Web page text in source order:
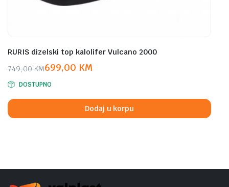
RURIS dizelski top kalolifer Vulcano 2000
749,00KM
Original
price
was:
749,00 KM.
699,00 KM
Current
price
is:
699,00 KM.
DOSTUPNO
Dodaj u korpu